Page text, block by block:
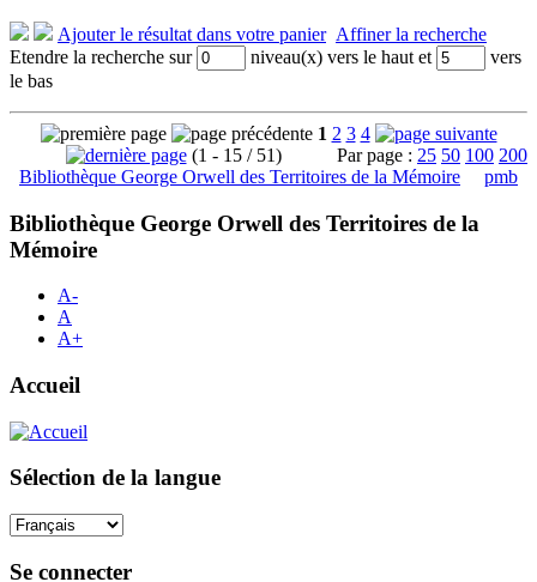
Ajouter le résultat dans votre panier Affiner la recherche
Etendre la recherche sur
niveau(x) vers le haut et
vers
le bas
1 2 3 4
(1 - 15 / 51)
Par page : 25 50 100 200
Bibliothèque George Orwell des Territoires de la Mémoire
pmb
Bibliothèque George Orwell des Territoires de la
Mémoire
A-
A
A+
Accueil
Sélection de la langue
Se connecter